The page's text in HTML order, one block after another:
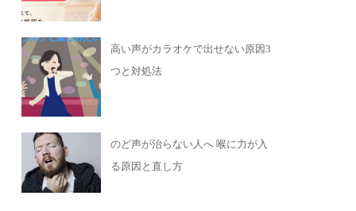
高い声がカラオケで出せない原因3
つと対処法
のど声が治らない人へ 喉に力が入
る原因と直し方